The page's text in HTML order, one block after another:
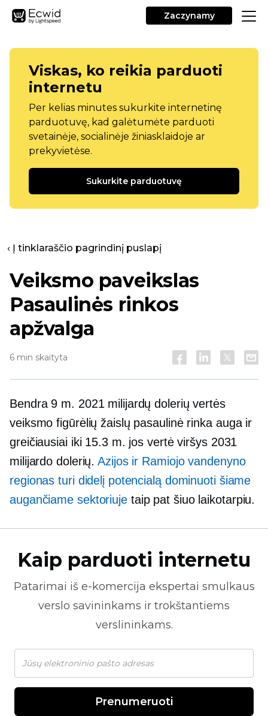
Zaczynamy
Viskas, ko reikia parduoti
internetu
Per kelias minutes sukurkite internetinę
parduotuvę, kad galėtumėte parduoti
svetainėje, socialinėje žiniasklaidoje ar
prekyvietėse.
Sukurkite parduotuvę
‹ Į tinklaraščio pagrindinį puslapį
Veiksmo paveikslas
Pasaulinės rinkos
apžvalga
6 min skaityta
Bendra 9 m. 2021 milijardų dolerių vertės
veiksmo figūrėlių žaislų pasaulinė rinka auga ir
greičiausiai iki 15.3 m. jos vertė viršys 2031
milijardo dolerių.Azijos ir Ramiojo vandenyno
regionas turi didelį potencialą dominuoti šiame
augančiame sektoriujetaip pat šiuo laikotarpiu.
Kaip parduoti internetu
Patarimai iš e-komercija ekspertai smulkaus
verslo savininkams ir trokštantiems
verslininkams.
Prenumeruoti